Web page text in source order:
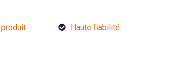
Haute fiabilité